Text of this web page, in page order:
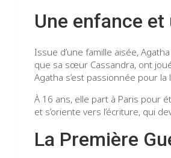
Une enfance
Issue d’une famille aisée,
que sa sœur Cassandra, ont
Agatha s’est passionnée pour
À 16 ans, elle part à Paris pour
et s’oriente vers l’écriture, qui
La Première